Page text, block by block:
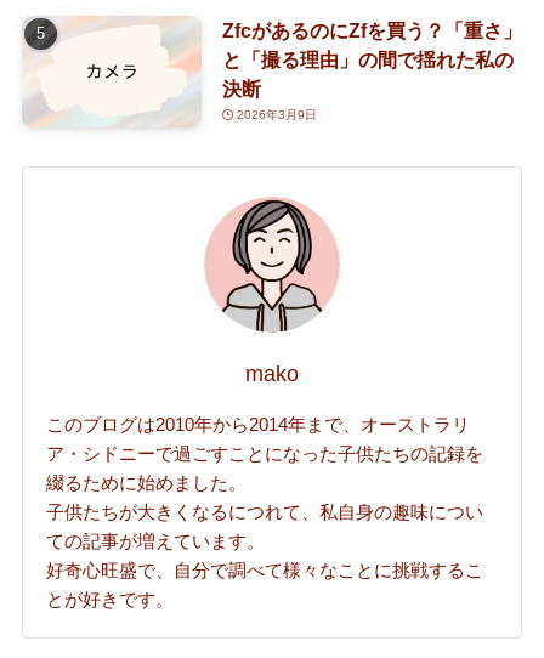
ZfcがあるのにZfを買う？「重さ」
と「撮る理由」の間で揺れた私の
決断
2026年3月9日
mako
このブログは2010年から2014年まで、オーストラリ
ア・シドニーで過ごすことになった子供たちの記録を
綴るために始めました。
子供たちが大きくなるにつれて、私自身の趣味につい
ての記事が増えています。
好奇心旺盛で、自分で調べて様々なことに挑戦するこ
とが好きです。